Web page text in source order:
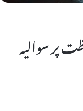
پر سوالیہ